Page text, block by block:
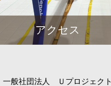
アクセス
一般社団法人 Ｕプロジェクト